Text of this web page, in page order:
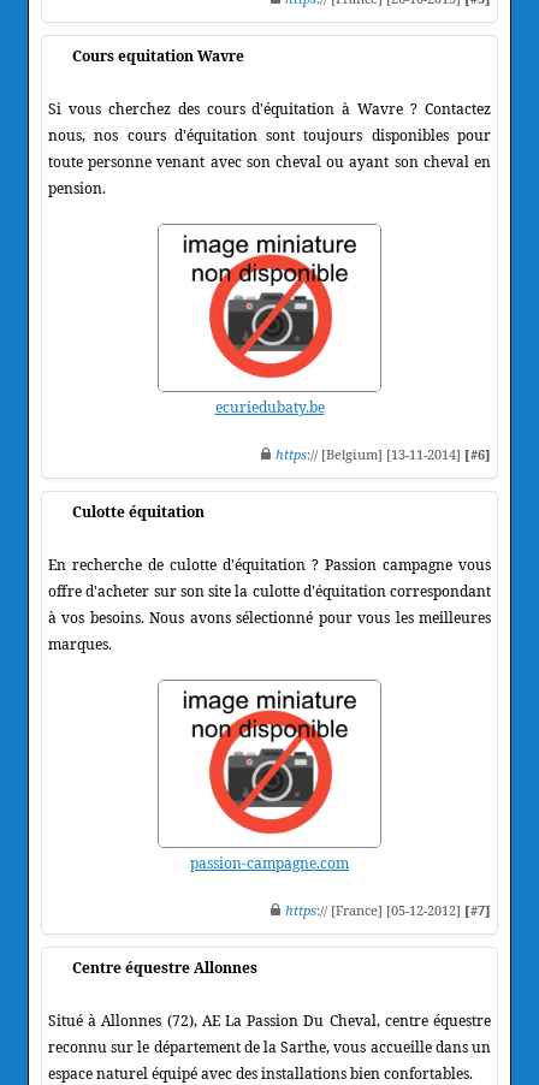
Cours equitation Wavre
Si vous cherchez des cours d'équitation à Wavre ? Contactez
nous, nos cours d'équitation sont toujours disponibles pour
toute personne venant avec son cheval ou ayant son cheval en
pension.
ecuriedubaty.be
https:// [Belgium] [13-11-2014] [#6]
Culotte équitation
En recherche de culotte d'équitation ? Passion campagne vous
offre d'acheter sur son site la culotte d'équitation correspondant
à vos besoins. Nous avons sélectionné pour vous les meilleures
marques.
passion-campagne.com
https:// [France] [05-12-2012] [#7]
Centre équestre Allonnes
Situé à Allonnes (72), AE La Passion Du Cheval, centre équestre
reconnu sur le département de la Sarthe, vous accueille dans un
espace naturel équipé avec des installations bien confortables.